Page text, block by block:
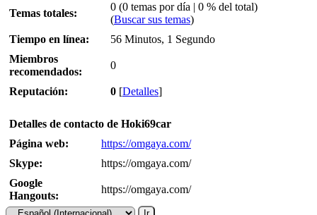
Temas totales:
0 (0 temas por día | 0 % del total)
(Buscar sus temas)
Tiempo en línea:
56 Minutos, 1 Segundo
Miembros
recomendados:
0
Reputación: 0 [Detalles]
Detalles de contacto de Hoki69car
Página web:
https://omgaya.com/
Skype:
https://omgaya.com/
Google
Hangouts:
https://omgaya.com/